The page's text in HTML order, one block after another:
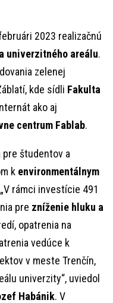
2023 realizačnú
univerzitného areálu.
zelenej
kde sídli Fakulta
ako aj
centrum Fablab.
študentov a
k environmentálnym
rámci investície 491
pre zníženie hluku a
opatrenia na
vedúce k
v meste Trenčín,
univerzity“, uviedol
Habánik. V